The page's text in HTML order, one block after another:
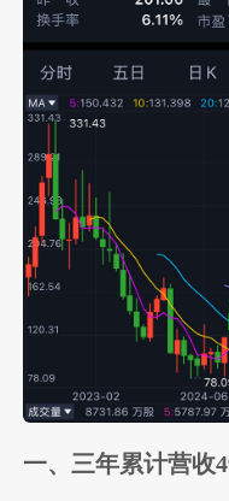
一、三年累计营收